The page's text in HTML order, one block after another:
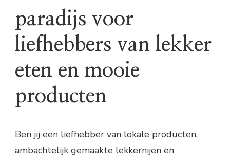
paradijs voor
liefhebbers van lekker
eten en mooie
producten
Ben jij een liefhebber van lokale producten,
ambachtelijk gemaakte lekkernijen en